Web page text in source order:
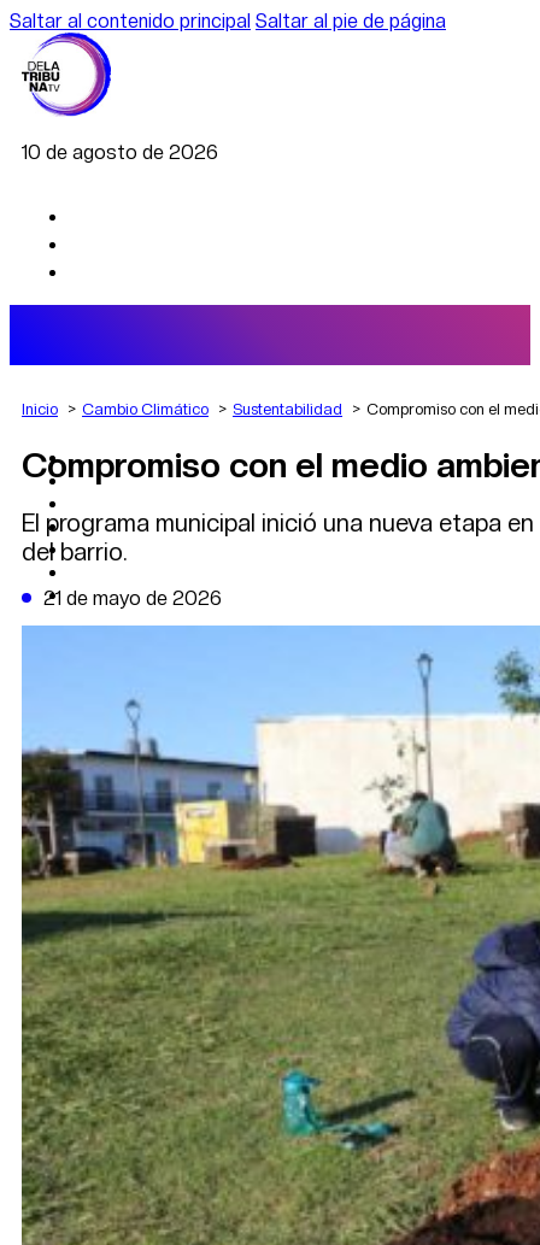
Saltar al contenido principal Saltar al pie de página
10 de agosto de 2026
AGRO
DEPORTES
POLÍTICA
CAMBIO CLIMÁTICO
DE LA TRIBUNA TV
Inicio Cambio Climático Sustentabilidad Compromiso con el
Compromiso con el medio
El programa municipal inició una nueva etapa
del barrio.
21 de mayo de 2026